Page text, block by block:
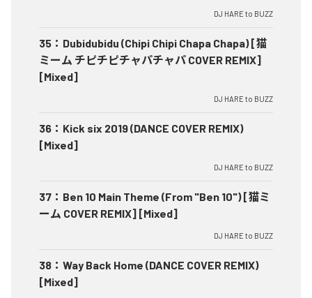
DJ HARE to BUZZ
35 ： Dubidubidu (Chipi Chipi Chapa Chapa) [猫
ミーム チピチピチャパチャパ COVER REMIX]
[Mixed]
DJ HARE to BUZZ
36 ： Kick six 2019 (DANCE COVER REMIX)
[Mixed]
DJ HARE to BUZZ
37 ： Ben 10 Main Theme (From "Ben 10") [猫ミ
ーム COVER REMIX] [Mixed]
DJ HARE to BUZZ
38 ： Way Back Home (DANCE COVER REMIX)
[Mixed]